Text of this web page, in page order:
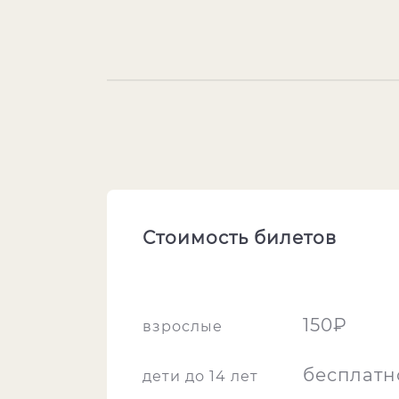
Стоимость билетов
взрослые 150₽
дети до 14 лет